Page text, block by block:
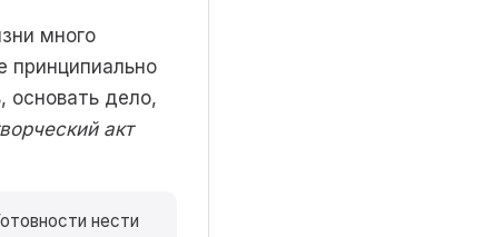
много
принципиально
дело,
акт
нести